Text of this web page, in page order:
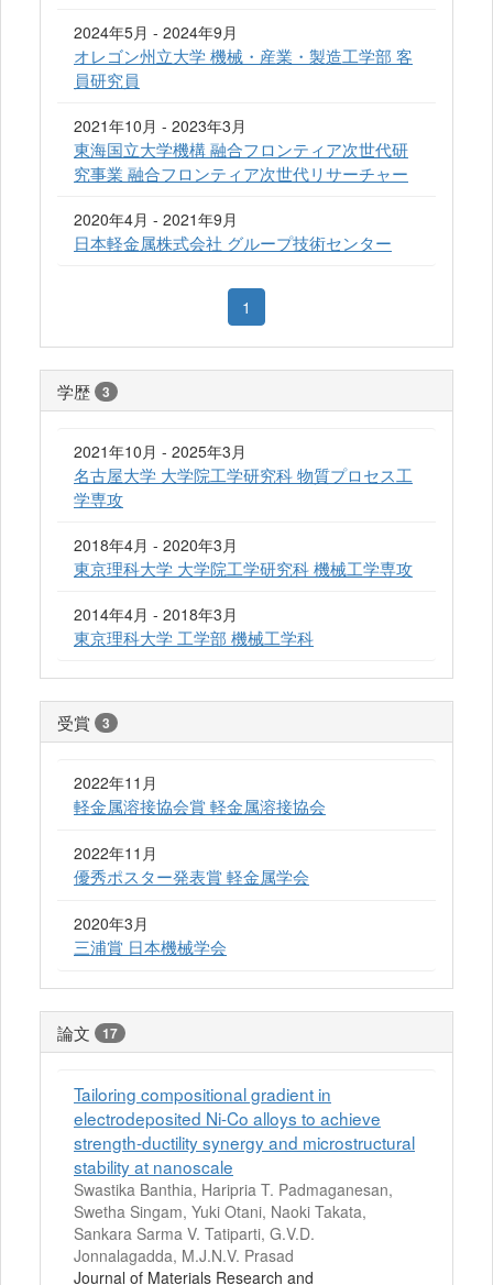
2024年5月 - 2024年9月
オレゴン州立大学 機械・産業・製造工学部 客
員研究員
2021年10月 - 2023年3月
東海国立大学機構 融合フロンティア次世代研
究事業 融合フロンティア次世代リサーチャー
2020年4月 - 2021年9月
日本軽金属株式会社 グループ技術センター
1
学歴 3
2021年10月 - 2025年3月
名古屋大学 大学院工学研究科 物質プロセス工
学専攻
2018年4月 - 2020年3月
東京理科大学 大学院工学研究科 機械工学専攻
2014年4月 - 2018年3月
東京理科大学 工学部 機械工学科
受賞 3
2022年11月
軽金属溶接協会賞 軽金属溶接協会
2022年11月
優秀ポスター発表賞 軽金属学会
2020年3月
三浦賞 日本機械学会
論文 17
Tailoring compositional gradient in
electrodeposited Ni-Co alloys to achieve
strength-ductility synergy and microstructural
stability at nanoscale
Swastika Banthia, Haripria T. Padmaganesan,
Swetha Singam, Yuki Otani, Naoki Takata,
Sankara Sarma V. Tatiparti, G.V.D.
Jonnalagadda, M.J.N.V. Prasad
Journal of Materials Research and